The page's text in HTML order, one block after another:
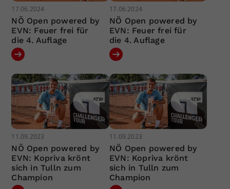
17.06.2024
NÖ Open powered by
EVN: Feuer frei für
die 4. Auflage
17.06.2024
NÖ Open powered by
EVN: Feuer frei für
die 4. Auflage
11.09.2023
NÖ Open powered by
EVN: Kopriva krönt
sich in Tulln zum
Champion
11.09.2023
NÖ Open powered by
EVN: Kopriva krönt
sich in Tulln zum
Champion